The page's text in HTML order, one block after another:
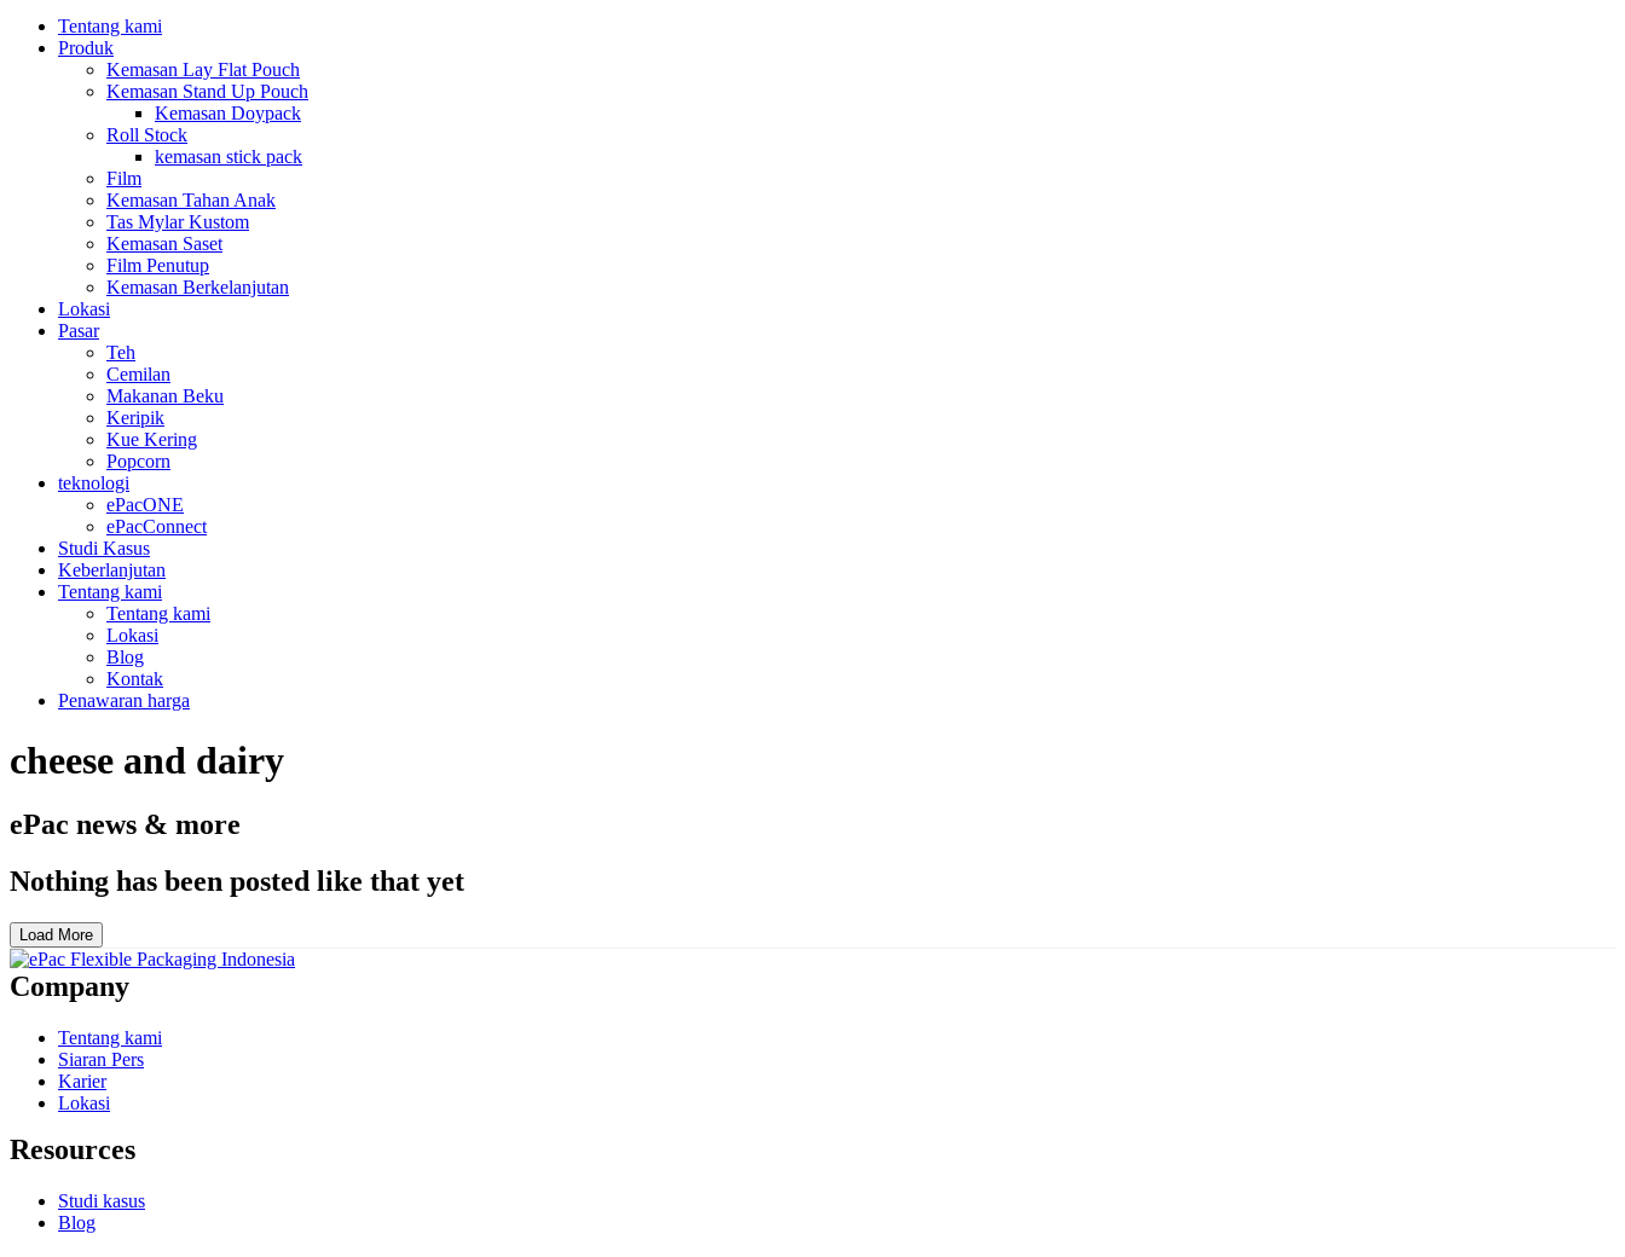
Tentang kami
Produk
Kemasan Lay Flat Pouch
Kemasan Stand Up Pouch
Kemasan Doypack
Roll Stock
kemasan stick pack
Film
Kemasan Tahan Anak
Tas Mylar Kustom
Kemasan Saset
Film Penutup
Kemasan Berkelanjutan
Lokasi
Pasar
Teh
Cemilan
Makanan Beku
Keripik
Kue Kering
Popcorn
teknologi
ePacONE
ePacConnect
Studi Kasus
Keberlanjutan
Tentang kami
Tentang kami
Lokasi
Blog
Kontak
Penawaran harga
cheese and dairy
ePac news & more
Nothing has been posted like that yet
Load More
Company
Tentang kami
Siaran Pers
Karier
Lokasi
Resources
Studi kasus
Blog